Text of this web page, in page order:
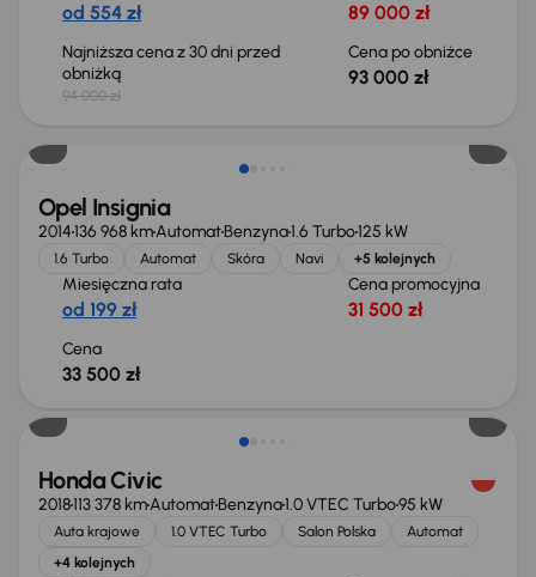
od 554 zł 89 000 zł
Najniższa cena z 30 dni przed
obniżką
94 000 zł
Cena po obniżce
93 000 zł
Opel Insignia
2014136 968 kmAutomatBenzyna1.6 Turbo125 kW
1.6 Turbo Automat Skóra Navi +5 kolejnych
Miesięczna rata
od 199 zł
Cena promocyjna
31 500 zł
Cena
33 500 zł
Taniej o 1 500 zł
Honda Civic
2018113 378 kmAutomatBenzyna1.0 VTEC Turbo95 kW
Auta krajowe 1.0 VTEC Turbo Salon Polska
Automat
+4 kolejnych